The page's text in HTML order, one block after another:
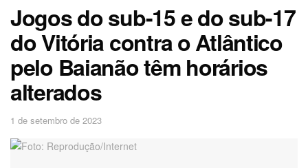
Jogos do sub-15 e do sub-17
do Vitória contra o Atlântico
pelo Baianão têm horários
alterados
1 de setembro de 2023